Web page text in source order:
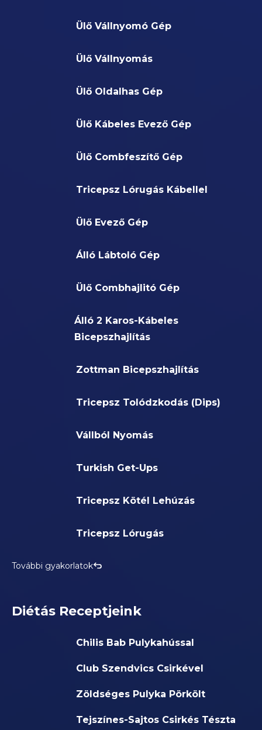
Ülő Vállnyomó Gép
Ülő Vállnyomás
Ülő Oldalhas Gép
Ülő Kábeles Evező Gép
Ülő Combfeszítő Gép
Tricepsz Lórugás Kábellel
Ülő Evező Gép
Álló Lábtoló Gép
Ülő Combhajlitó Gép
Álló 2 Karos-Kábeles
Bicepszhajlítás
Zottman Bicepszhajlítás
Tricepsz Tolódzkodás (Dips)
Vállból Nyomás
Turkish Get-Ups
Tricepsz Kötél Lehúzás
Tricepsz Lórugás
További gyakorlatok
Diétás Receptjeink
Chilis Bab Pulykahússal
Club Szendvics Csirkével
Zöldséges Pulyka Pörkölt
Tejszínes-Sajtos Csirkés Tészta